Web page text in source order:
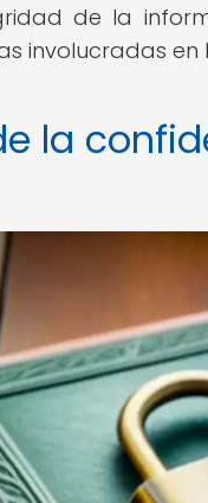
de la
involucradas
la